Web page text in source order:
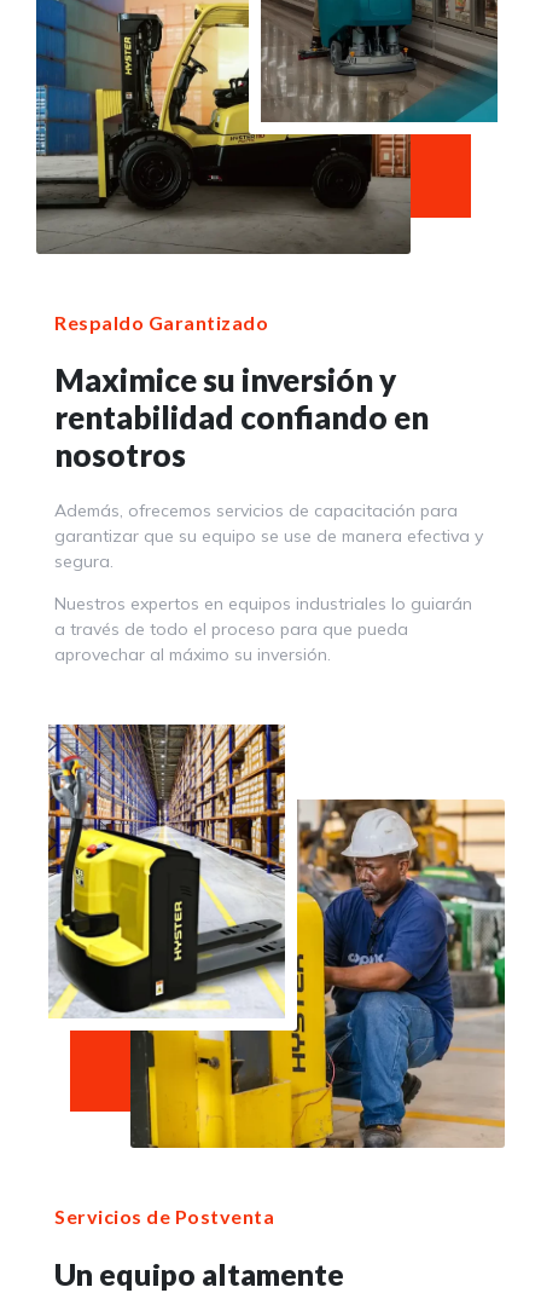
Respaldo Garantizado
Maximice su inversión y
rentabilidad confiando en
nosotros
Además, ofrecemos servicios de capacitación para
garantizar que su equipo se use de manera efectiva y
segura.
Nuestros expertos en equipos industriales lo guiarán
a través de todo el proceso para que pueda
aprovechar al máximo su inversión.
Servicios de Postventa
Un equipo altamente